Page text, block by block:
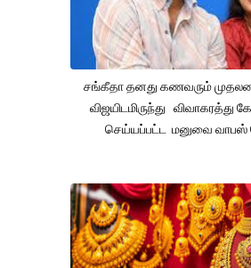
சங்கீதா தனது கணவரும்
விஜயிடமிருந்து விவாகரத்து
செய்யப்பட்ட மனுவை வாபஸ்